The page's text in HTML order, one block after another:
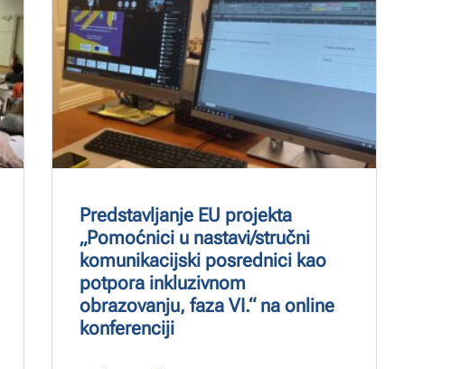
Predstavljanje EU projekta
„Pomoćnici u nastavi/stručni
komunikacijski posrednici kao
potpora inkluzivnom
obrazovanju, faza VI.“ na online
konferenciji